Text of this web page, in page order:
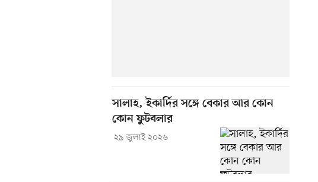
সালাহ, ইকার্দির সঙ্গে বেকার আর কোন
কোন ফুটবলার
২৯ জুলাই ২০২৬